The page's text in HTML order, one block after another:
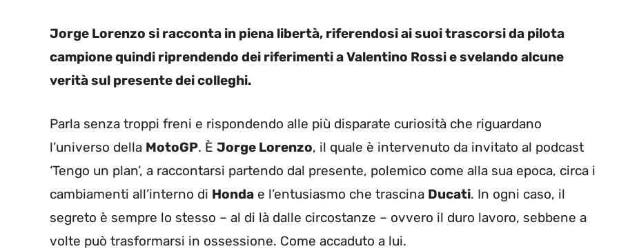
Jorge Lorenzo si racconta in piena libertà, riferendosi ai suoi trascorsi da pilota
campione quindi riprendendo dei riferimenti a Valentino Rossi e svelando alcune
verità sul presente dei colleghi.
Parla senza troppi freni e rispondendo alle più disparate curiosità che riguardano
l’universo della MotoGP. È Jorge Lorenzo, il quale è intervenuto da invitato al podcast
‘Tengo un plan’, a raccontarsi partendo dal presente, polemico come alla sua epoca, circa i
cambiamenti all’interno di Honda e l’entusiasmo che trascina Ducati. In ogni caso, il
segreto è sempre lo stesso – al di là dalle circostanze – ovvero il duro lavoro, sebbene a
volte può trasformarsi in ossessione. Come accaduto a lui.